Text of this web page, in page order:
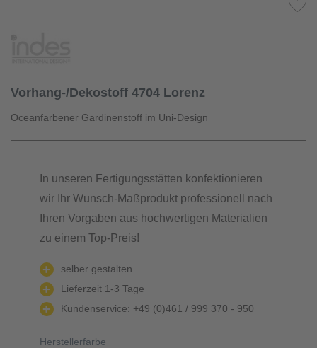
Vorhang-/Dekostoff 4704 Lorenz
Oceanfarbener Gardinenstoff im Uni-Design
In unseren Fertigungsstätten konfektionieren
wir Ihr Wunsch-Maßprodukt professionell nach
Ihren Vorgaben aus hochwertigen Materialien
zu einem Top-Preis!
selber gestalten
Lieferzeit 1-3 Tage
Kundenservice: +49 (0)461 / 999 370 - 950
Herstellerfarbe